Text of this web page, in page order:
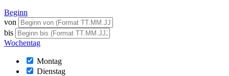
Beginn
von
bis
Wochentag
Montag
Dienstag